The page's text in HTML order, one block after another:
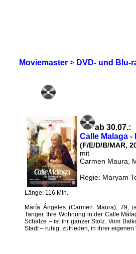
Moviemaster> DVD- und Blu-
ab 30.07.:
Calle Malaga
(F/E/D/B/MAR,
mit
Carmen Maura,
Regie: Maryam
Länge: 116 Min.
María Ángeles (Carmen Maura), 79,
Tanger. Ihre Wohnung in der Calle
Schätze – ist ihr ganzer Stolz. Vom
Stadt – ruhig, zufrieden, in ihrer eigenen